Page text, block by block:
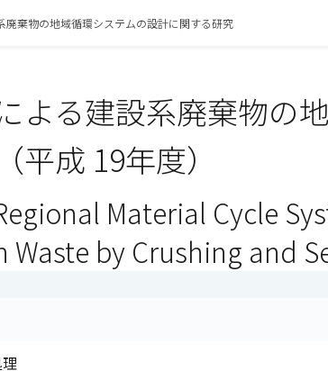
廃棄物の地域循環システムの設計に関する研究
よる建設系廃棄物の
平成 19年度）
Material Cycle
Waste by Crushing and